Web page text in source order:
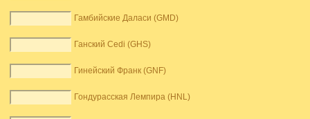
Гамбийские Даласи (GMD)
Ганский Cedi (GHS)
Гинейский Франк (GNF)
Гондурасская Лемпира (HNL)